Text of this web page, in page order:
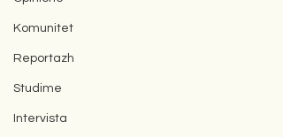
Komunitet
Reportazh
Studime
Intervista